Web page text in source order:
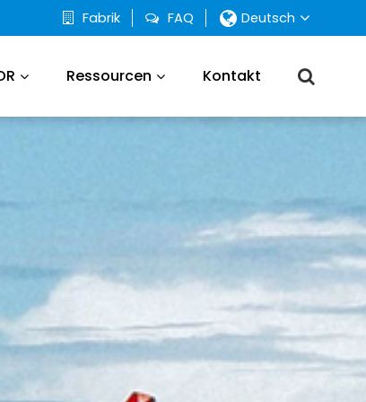
Fabrik FAQ Deutsch
Ressourcen Kontakt